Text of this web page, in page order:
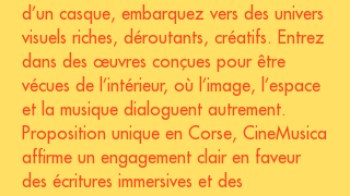
d’un casque, embarquez vers des univers
visuels riches, déroutants, créatifs. Entrez
dans des œuvres conçues pour être
vécues de l’intérieur, où l’image, l’espace
et la musique dialoguent autrement.
Proposition unique en Corse, CineMusica
affirme un engagement clair en faveur
des écritures immersives et des